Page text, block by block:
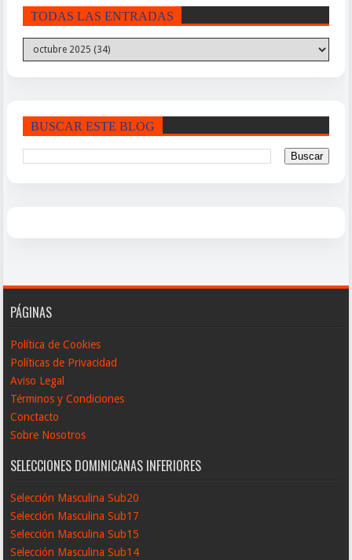
TODAS LAS ENTRADAS
BUSCAR ESTE BLOG
PÁGINAS
Política de Cookies
Políticas de Privacidad
Aviso Legal
Términos y Condiciones
Conctacto
Sobre Nosotros
SELECCIONES DOMINICANAS INFERIORES
Selección Masculina Sub20
Selección Masculina Sub17
Selección Masculina Sub15
Selección Masculina Sub14